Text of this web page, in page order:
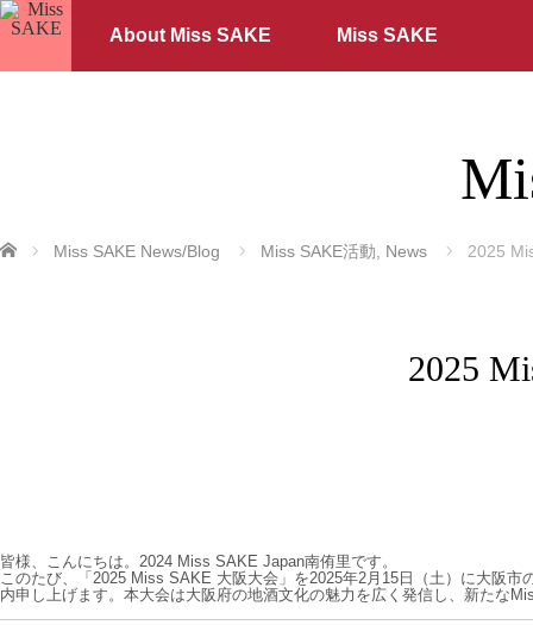
About Miss SAKE Miss SAKE
ホーム Miss SAKE News/Blog Miss SAKE活動 News 2025
2025
皆様、こんにちは。2024 Miss SAKE Japan南侑里です。
このたび、「2025 Miss SAKE 大阪大会」を2025年2月15日（土）に大阪
内申し上げます。本大会は大阪府の地酒文化の魅力を広く発信し、新たな